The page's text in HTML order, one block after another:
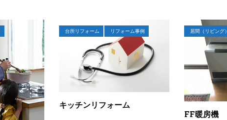
台所リフォーム リフォーム事例
キッチンリフォーム
居間（リビング）
FF暖房機